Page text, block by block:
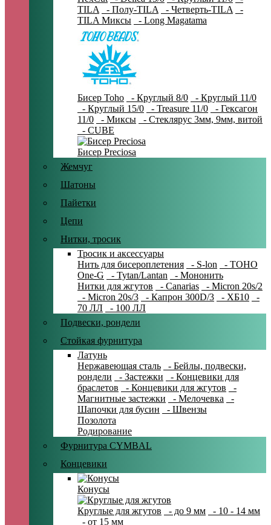
TILA
- Полу-TILA - Четверть-TILA
-
TILA Миксы
- Long Magatama
Бисер Toho - Круглый 8/0
- Круглый 11/0
- Круглый 15/0
- Treasure 11/0
- Гексагон
11/0
- Миксы
- Стеклярус 3мм, 9мм, витой
- CUBE
Бисер Preciosa
Жемчуг
Шатоны
Пайетки
Цепи
Нитки, тросик
Тросик и аксессуары
Нить для бисероплетения
- S-lon
- TOHO
One-G
- Tytan/Lantan
- Мононить
Нитки для жгутов
- Canarias
- Micron 20s/2
- Micron 20s/3
- Капрон 300D/3 - ХБ10
-
70 ЛЛ
- 100 ЛЛ
Подвески, рондели
Стойкая фурнитура
Латунь
Нержавеющая сталь
- Бейлы, подвески,
рондели
- Застежки
- Концевики для
браслетов
- Концевики для жгутов
-
Магнитные застежки
- Мелочевка
-
Шапочки для бусин
- Швензы
Позолота
Родирование
Фурнитура CYMBAL
Концевики
Конусы
Круглые для жгутов - до 9 мм
- 10 - 14 мм
- от 15 мм